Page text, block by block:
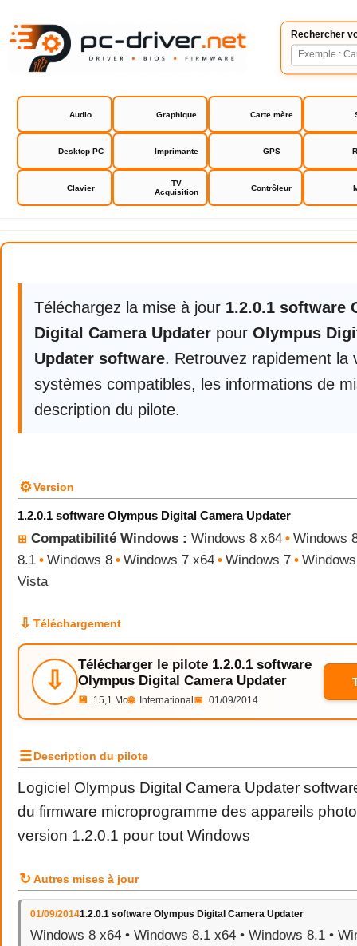
Rechercher
Audio Graphique Carte mère
Desktop PC Imprimante GPS
Clavier
TV
Acquisition
Contrôleur
Olympus Digital Camera
Téléchargez la mise à jour 1.2.0.1 software
Digital Camera Updater pour Olympus
Updater software. Retrouvez rapidement la
systèmes compatibles, les informations de
description du pilote.
⚙Version
1.2.0.1 software Olympus Digital Camera Updater
⊞ Compatibilité Windows : Windows 8 x64 • Windows
8.1 • Windows 8 • Windows 7 x64 • Windows 7 •
Vista
⇩ Téléchargement
⇩
Télécharger le pilote 1.2.0.1 software
Olympus Digital Camera Updater
💾 15,1 Mo🌐 International 📅 01/09/2014
☰Description du pilote
Logiciel Olympus Digital Camera Updater
du firmware microprogramme des appareils
version 1.2.0.1 pour tout Windows
↻ Autres mises à jour
01/09/20141.2.0.1 software Olympus Digital Camera Updater
Windows 8 x64 • Windows 8.1 x64 • Windows 8.1 •